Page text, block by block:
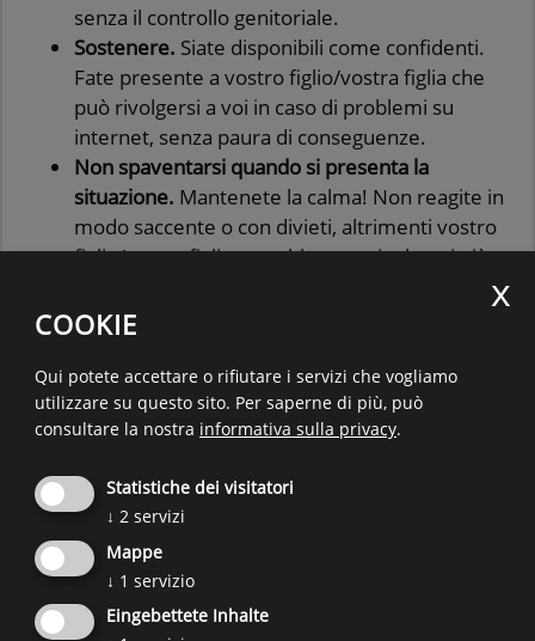
senza il controllo genitoriale.
Sostenere. Siate disponibili come confidenti.
Fate presente a vostro figlio/vostra figlia che
può rivolgersi a voi in caso di problemi su
internet, senza paura di conseguenze.
Non spaventarsi quando si presenta la
situazione. Mantenete la calma! Non reagite in
modo saccente o con divieti, altrimenti vostro
figlio/vostra figlia potrebbe non rivolgersi più a
figlio/vostra figlia nell’imparare dagli errori.
Non dimenticate: internet offre grandi opportunità,
ma allo stesso tempo comporta dei rischi. Fare a
meno di internet o limitarne radicalmente l’uso non
preparare proattivamente gli e le adolescenti ai
rischie
non essere troppo critici nei loro viaggi alla
scoperta del mondo virtuale.
Fonte:SaferInternet.at
COOKIE
Qui potete accettare o rifiutare i servizi che vogliamo
utilizzare su questo sito. Per saperne di più, può
consultare la nostra informativa sulla privacy.
Statistiche dei visitatori
↓ 2 servizi
Mappe
↓ 1 servizio
Eingebettete Inhalte